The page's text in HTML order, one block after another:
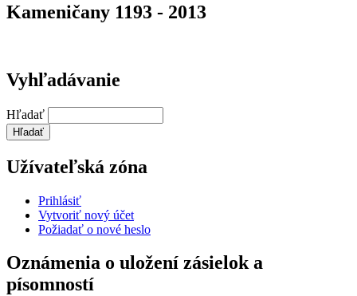
Kameničany 1193 - 2013
Vyhľadávanie
Hľadať
Užívateľská zóna
Prihlásiť
Vytvoriť nový účet
Požiadať o nové heslo
Oznámenia o uložení zásielok a
písomností